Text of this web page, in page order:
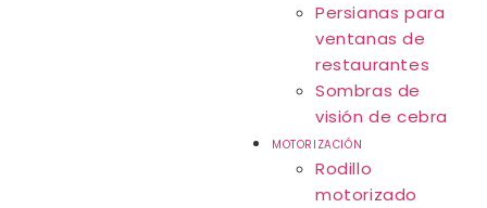
Persianas para
ventanas de
restaurantes
Sombras de
visión de cebra
MOTORIZACIÓN
Rodillo
motorizado